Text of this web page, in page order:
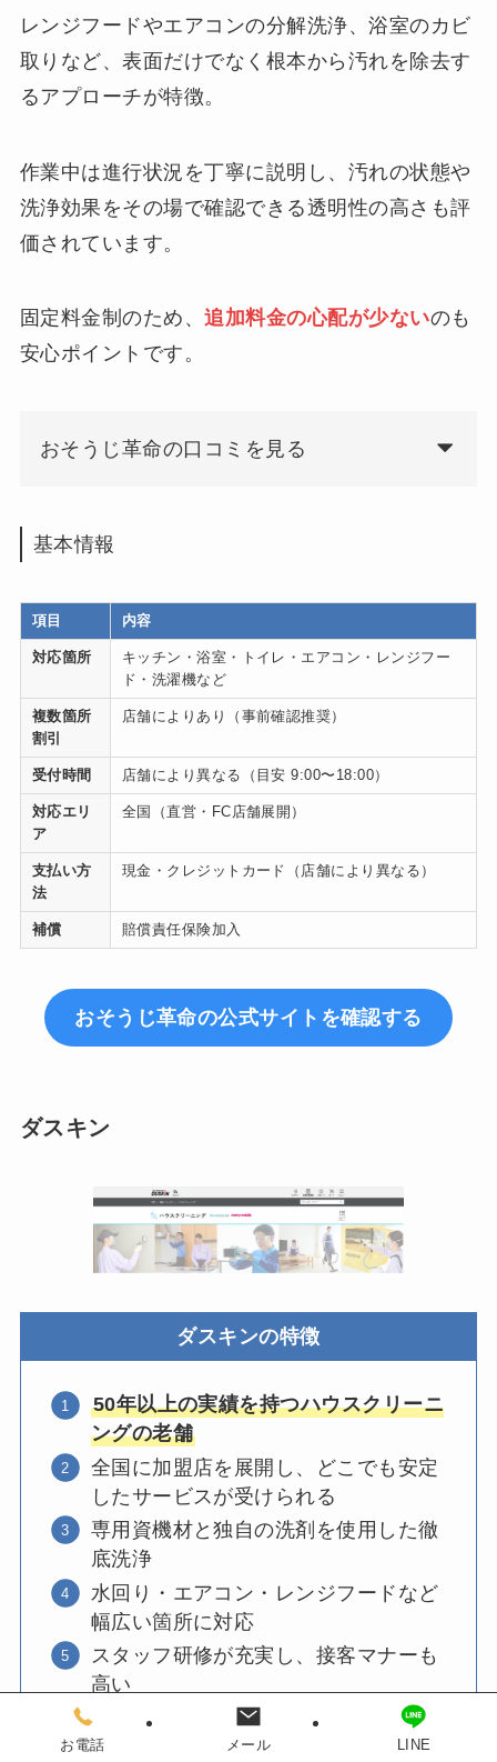
レンジフードやエアコンの分解洗浄、浴室のカビ
取りなど、表面だけでなく根本から汚れを除去す
るアプローチが特徴。
作業中は進行状況を丁寧に説明し、汚れの状態や
洗浄効果をその場で確認できる透明性の高さも評
価されています。
固定料金制のため、追加料金の心配が少ないのも
安心ポイントです。
おそうじ革命の口コミを見る
基本情報
項目 内容
対応箇所
キッチン・浴室・トイレ・エアコン・レンジフー
ド・洗濯機など
複数箇所
割引
店舗によりあり（事前確認推奨）
受付時間 店舗により異なる（目安 9:00〜18:00）
対応エリ
ア
全国（直営・FC店舗展開）
支払い方
法
現金・クレジットカード（店舗により異なる）
補償 賠償責任保険加入
おそうじ革命の公式サイトを確認する
ダスキン
ダスキンの特徴
50年以上の実績を持つハウスクリーニ
ングの老舗
全国に加盟店を展開し、どこでも安定
したサービスが受けられる
専用資機材と独自の洗剤を使用した徹
底洗浄
水回り・エアコン・レンジフードなど
幅広い箇所に対応
スタッフ研修が充実し、接客マナーも
高い
お電話 メール LINE